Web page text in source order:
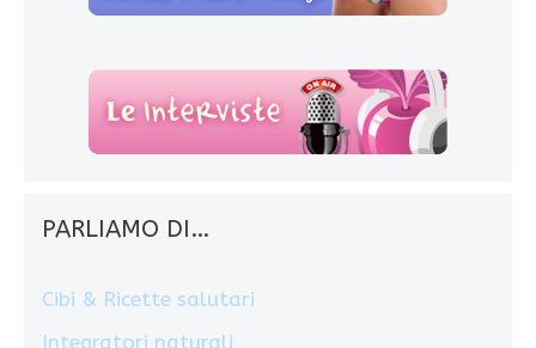
PARLIAMO DI…
Cibi & Ricette salutari
Integratori naturali